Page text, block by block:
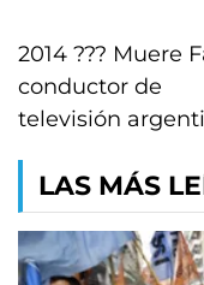
2014 ??? Muere
conductor de
televisión
LAS MÁS